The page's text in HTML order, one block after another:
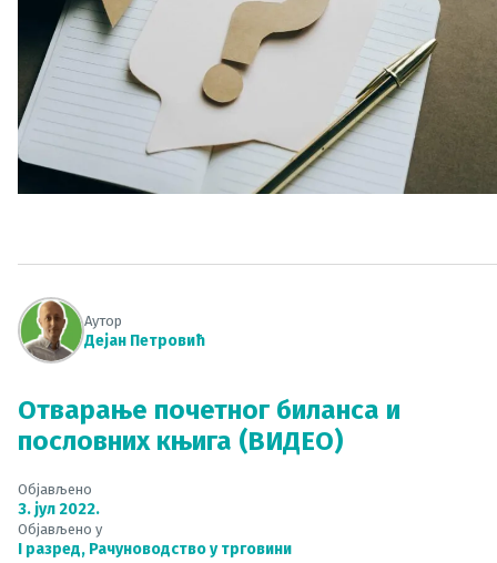
Аутор
Дејан Петровић
Отварање почетног биланса и
пословних књига (ВИДЕО)
Објављено
3. јул 2022.
Објављено у
I разред, Рачуноводство у трговини